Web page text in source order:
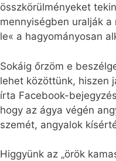
összkörülményeket
mennyiségben uralják
le« a hagyományosan
Sokáig őrzöm e
lehet közöttünk, hiszen
írta Facebook-
hogy az ágya végén
szemét, angyalok
Higgyünk az „örök